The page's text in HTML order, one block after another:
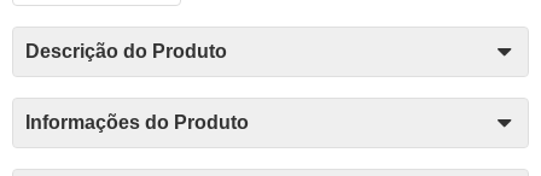
Descrição do Produto
Informações do Produto